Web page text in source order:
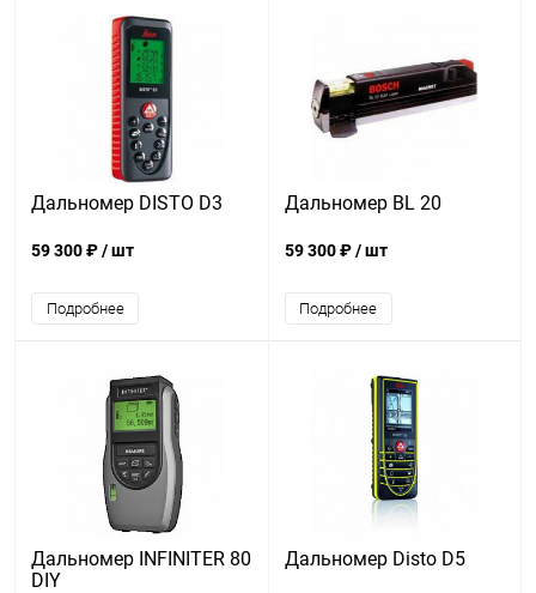
Дальномер DISTO D3
59 300 ₽/ шт
Подробнее
Дальномер BL 20
59 300 ₽/ шт
Подробнее
Дальномер INFINITER 80
DIY
Дальномер Disto D5